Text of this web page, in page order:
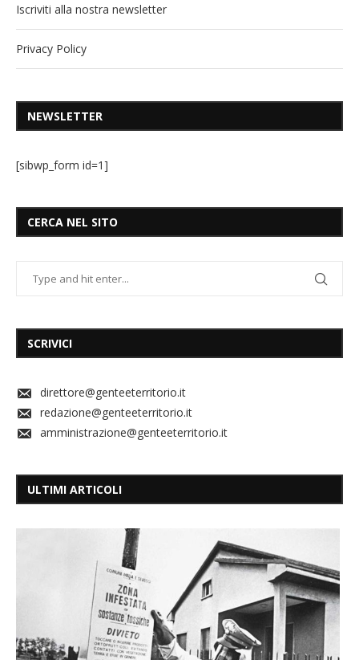
Iscriviti alla nostra newsletter
Privacy Policy
NEWSLETTER
[sibwp_form id=1]
CERCA NEL SITO
SCRIVICI
direttore@genteeterritorio.it
redazione@genteeterritorio.it
amministrazione@genteeterritorio.it
ULTIMI ARTICOLI